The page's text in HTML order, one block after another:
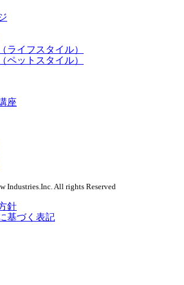
ライフスタイル）
ペットスタイル）
座
Industries.Inc. All rights Reserved
針
基づく表記